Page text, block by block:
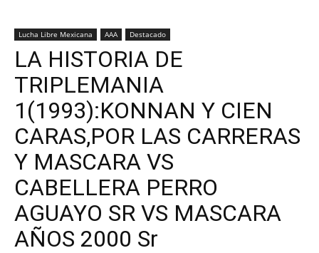
Lucha Libre Mexicana AAA Destacado
LA HISTORIA DE
TRIPLEMANIA
1(1993):KONNAN Y CIEN
CARAS,POR LAS CARRERAS
Y MASCARA VS
CABELLERA PERRO
AGUAYO SR VS MASCARA
AÑOS 2000 Sr